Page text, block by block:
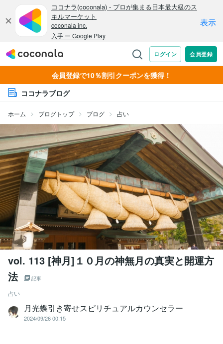
会員登録で10％割引クーポンを獲得！
ココナラブログ
ホーム ブログトップ ブログ 占い
vol. 113 [神月]１０月の神無月の真実と開運方
法
記事
占い
月光蝶引き寄せスピリチュアルカウンセラー
2024/09/26 00:15